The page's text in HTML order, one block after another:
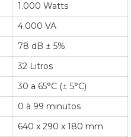
1.000 Watts
4.000 VA
78 dB ± 5%
32 Litros
30 a 65°C (± 5°C)
0 à 99 minutos
640 x 290 x 180 mm